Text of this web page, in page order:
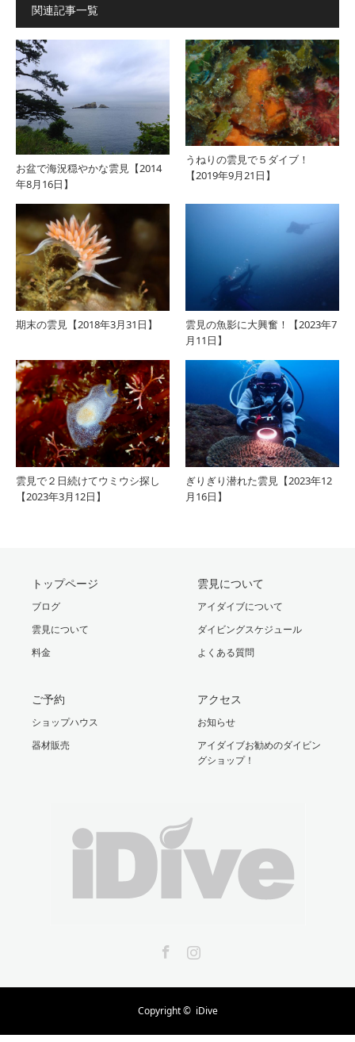
関連記事一覧
お盆で海況穏やかな雲見【2014
年8月16日】
うねりの雲見で５ダイブ！
【2019年9月21日】
期末の雲見【2018年3月31日】
雲見の魚影に大興奮！【2023年7
月11日】
雲見で２日続けてウミウシ探し
【2023年3月12日】
ぎりぎり潜れた雲見【2023年12
月16日】
トップページ
ブログ
雲見について
料金
雲見について
アイダイブについて
ダイビングスケジュール
よくある質問
ご予約
ショップハウス
器材販売
アクセス
お知らせ
アイダイブお勧めのダイビン
グショップ！
Copyright © iDive